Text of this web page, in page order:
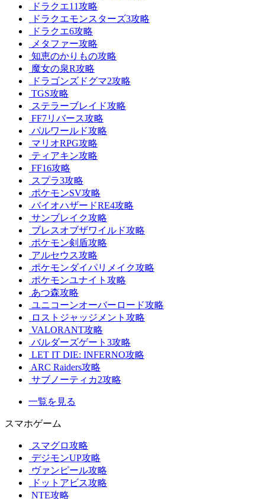
ドラクエ11攻略
ドラクエモンスターズ3攻略
ドラクエ6攻略
メタファー攻略
知恵のかりもの攻略
魔女の泉R攻略
ドラゴンズドグマ2攻略
TGS攻略
ステラーブレイド攻略
FF7リバース攻略
パルワールド攻略
マリオRPG攻略
ティアキン攻略
FF16攻略
スプラ3攻略
ポケモンSV攻略
バイオハザードRE4攻略
サンブレイク攻略
ブレスオブザワイルド攻略
ポケモン剣盾攻略
アルセウス攻略
ポケモンダイパリメイク攻略
ポケモンユナイト攻略
あつ森攻略
ユニコーンオーバーロード攻略
ロストジャッジメント攻略
VALORANT攻略
バルダーズゲート3攻略
LET IT DIE: INFERNO攻略
ARC Raiders攻略
サブノーティカ2攻略
一覧を見る
スマホゲーム
スマグロ攻略
デジモンUP攻略
ヴァンピール攻略
ドットアビス攻略
NTE攻略